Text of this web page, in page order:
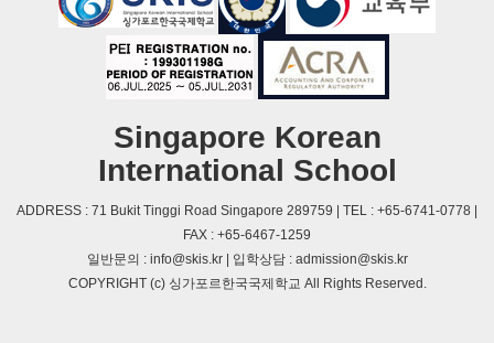
Singapore Korean
International School
ADDRESS : 71 Bukit Tinggi Road Singapore 289759 | TEL : +65-6741-0778 |
FAX : +65-6467-1259
일반문의 : info@skis.kr | 입학상담 : admission@skis.kr
COPYRIGHT (c) 싱가포르한국국제학교 All Rights Reserved.